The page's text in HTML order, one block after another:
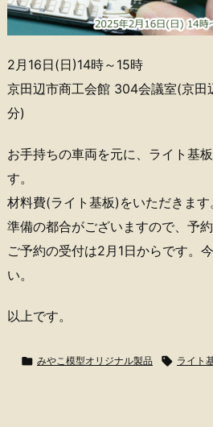
2月16日(日)14時～15時
京田辺市商工会館 304会議室(京田
分)
お手持ちの車両を元に、ライト基
す。
材料費(ライト基板)をいただきます
準備の都合がございますので、予
ご予約の受付は2月1日からです。
い。
以上です。
 みやこ模型オリジナル製品  ライト